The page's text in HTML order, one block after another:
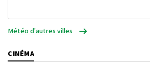
Météo d'autres villes
CINÉMA